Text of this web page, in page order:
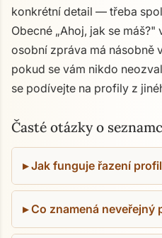
konkrétní detail — třeba
Obecné „Ahoj, jak se
osobní zpráva má násobně
pokud se vám nikdo
se podívejte na profily z
Časté otázky o
Jak funguje řazení
Co znamená neveřejný